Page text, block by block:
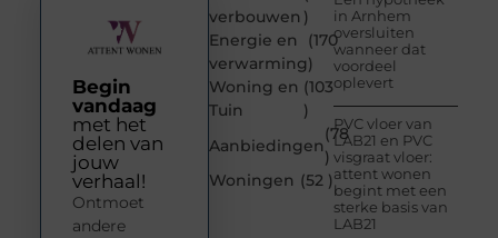
verbouwen )
Energie en
verwarming
(170
)
Woning en
Tuin
(103
)
Aanbiedingen
(78
)
Woningen (52 )
in Arnhem
oversluiten
wanneer dat
voordeel
oplevert
PVC vloer van
LAB21 en PVC
visgraat vloer:
attent wonen
begint met een
sterke basis van
LAB21
Begin
vandaag
met het
delen van
jouw
verhaal!
Ontmoet
andere